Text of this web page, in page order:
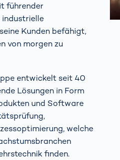
führender
Kunden befähigt,
von morgen zu
entwickelt seit 40
Lösungen in Form
und Software
welche
finden.